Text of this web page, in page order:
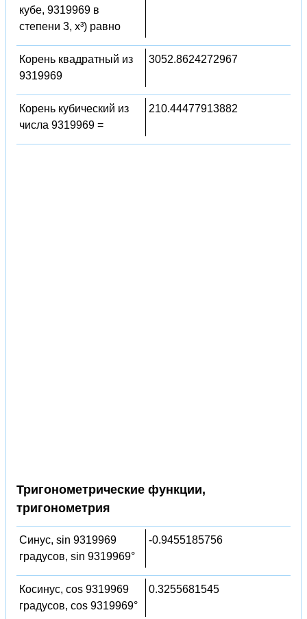
кубе, 9319969 в
степени 3, x³) равно
Корень квадратный из
9319969
3052.8624272967
Корень кубический из
числа 9319969 =
210.44477913882
Тригонометрические функции,
тригонометрия
Синус, sin 9319969
градусов, sin 9319969°
-0.9455185756
Косинус, cos 9319969
градусов, cos 9319969°
0.3255681545